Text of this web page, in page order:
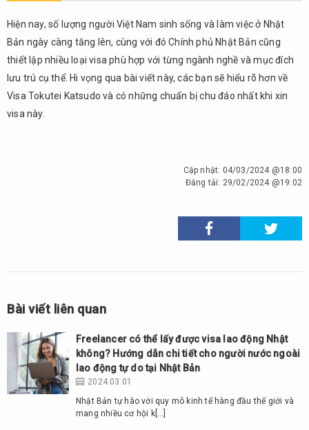
Hiện nay, số lượng người Việt Nam sinh sống và làm việc ở Nhật
Bản ngày càng tăng lên, cùng với đó Chính phủ Nhật Bản cũng
thiết lập nhiều loại visa phù hợp với từng ngành nghề và mục đích
lưu trú cụ thể. Hi vọng qua bài viết này, các bạn sẽ hiểu rõ hơn về
Visa Tokutei Katsudo và có những chuẩn bị chu đáo nhất khi xin
visa này.
Cập nhật: 04/03/2024 @18:00
Đăng tải: 29/02/2024 @19:02
Bài viết liên quan
Freelancer có thể lấy được visa lao động Nhật
không? Hướng dẫn chi tiết cho người nước ngoài
lao động tự do tại Nhật Bản
2024.03.01
Nhật Bản tự hào với quy mô kinh tế hàng đầu thế giới và
mang nhiều cơ hội k[…]